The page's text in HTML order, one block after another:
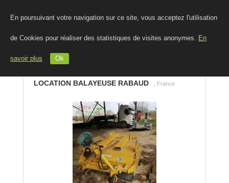
En poursuivant votre navigation sur ce site, vous acceptez l'utilisation
de Cookies pour réaliser des statistiques de visites anonymes. En
savoir plus Ok
LOCATION BALAYEUSE RABAUD , France